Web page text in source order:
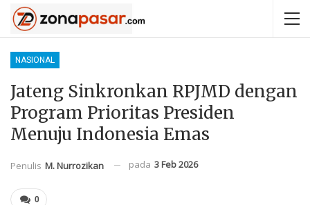
NASIONAL
Jateng Sinkronkan RPJMD dengan
Program Prioritas Presiden
Menuju Indonesia Emas
Penulis M. Nurrozikan pada 3 Feb 2026
0